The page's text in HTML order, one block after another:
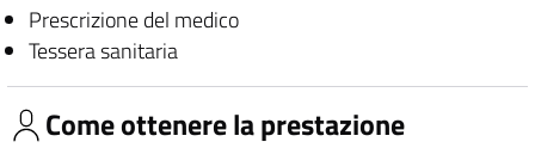
Prescrizione del medico
Tessera sanitaria
Come ottenere la prestazione